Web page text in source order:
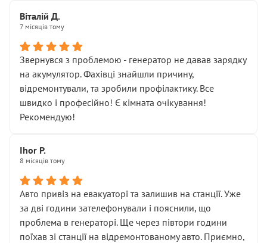
НЕ погоджував
послуга. Тим більше, я був поруч і жодної реальної
діагностики ходової не проводилось. Після
зауваження гроші за цю “послугу” повернули, що
лише підтвердило мою правоту.
Але головне — я виїжджаю з боксу, і скрип у гальмах
залишився таким самим, як і був. Тобто оплачена
Далі ситуація тільки погіршилась:
• сказали, що тепер “потрібно знімати колеса”
• що біля авто стояти вже не можна
• почали озвучувати купу додаткових робіт без
чіткого пояснення
( ну все зняли та доробили) дякую!
Окремий момент, який виглядає абсурдно:
Віталій Д.
7 місяців тому
Звернувся з проблемою - генератор не давав зарядку
на акумулятор. Фахівці знайшли причину,
відремонтували, та зробили профілактику. Все
швидко і професійно! Є кімната очікування!
Рекомендую!
Ihor P.
8 місяців тому
Авто привіз на евакуаторі та залишив на станції. Уже
за дві години зателефонували і пояснили, що
проблема в генераторі. Ще через півтори години
поїхав зі станції на відремонтованому авто. Приємно,